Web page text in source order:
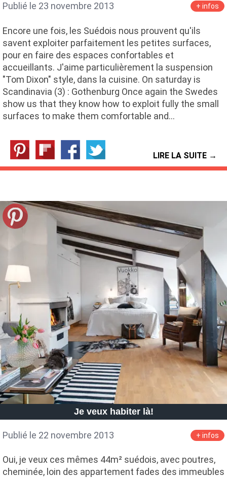
Publié le 23 novembre 2013 + infos
Encore une fois, les Suédois nous prouvent qu'ils
savent exploiter parfaitement les petites surfaces,
pour en faire des espaces confortables et
accueillants. J'aime particulièrement la suspension
"Tom Dixon" style, dans la cuisine. On saturday is
Scandinavia (3) : Gothenburg Once again the Swedes
show us that they know how to exploit fully the small
surfaces to make them comfortable and…
LIRE LA SUITE →
Je veux habiter là!
Publié le 22 novembre 2013 + infos
Oui, je veux ces mêmes 44m² suédois, avec poutres,
cheminée, loin des appartement fades des immeubles